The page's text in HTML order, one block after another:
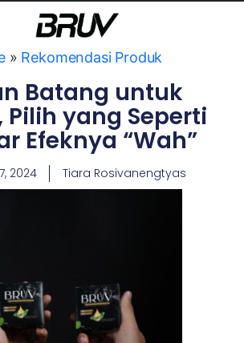
» Rekomendasi Produk
Batang untuk
Pilih yang Seperti
Efeknya “Wah”
2024 Tiara Rosivanengtyas